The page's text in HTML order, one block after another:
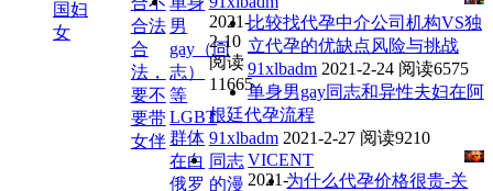
国妇
女
合法
合
法，
要不
要带
女伴
男
gay（同
志）
等
LGBT
群体
在白
俄罗
2021-
2-10
阅读
11665
比较找代孕中介公司机构VS独
立代孕的优缺点风险与挑战
91xlbadm 2021-2-24 阅读6575
单身男gay同志和异性夫妇在阿
根廷代孕流程
91xlbadm 2021-2-27 阅读9210
同志
的漫
VICENT
2021-为什么代孕价格很贵-关